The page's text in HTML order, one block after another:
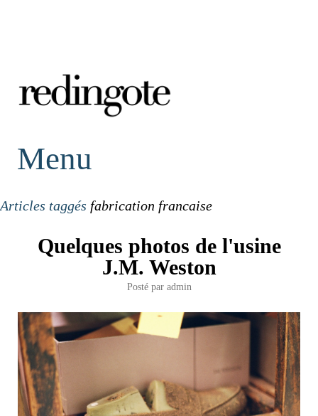
redingote.
Menu
Articles taggés fabrication francaise
Quelques photos de l'usine
J.M. Weston
Posté par admin